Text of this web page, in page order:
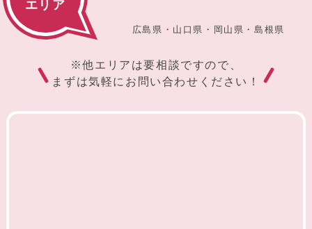
エリア
広島県・山口県・岡山県・島根県
※他エリアは要相談ですので、
まずは気軽にお問い合わせください！